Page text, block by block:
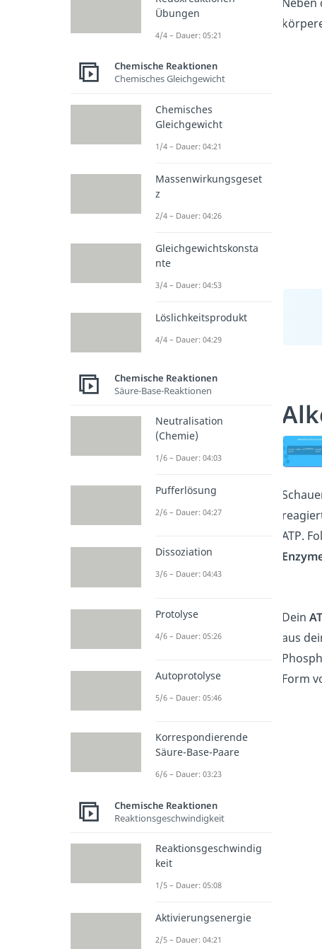
ATP.
Dein
aus
Form
Übungen
4/4 – Dauer: 05:21
Chemische Reaktionen
Chemisches Gleichgewicht
Chemisches
Gleichgewicht
1/4 – Dauer: 04:21
Massenwirkungsgeset
z
2/4 – Dauer: 04:26
Gleichgewichtskonsta
nte
3/4 – Dauer: 04:53
Löslichkeitsprodukt
4/4 – Dauer: 04:29
Chemische Reaktionen
Säure-Base-Reaktionen
Neutralisation
(Chemie)
1/6 – Dauer: 04:03
Pufferlösung
2/6 – Dauer: 04:27
Dissoziation
3/6 – Dauer: 04:43
Protolyse
4/6 – Dauer: 05:26
Autoprotolyse
5/6 – Dauer: 05:46
Korrespondierende
Säure-Base-Paare
6/6 – Dauer: 03:23
Chemische Reaktionen
Reaktionsgeschwindigkeit
Reaktionsgeschwindig
keit
1/5 – Dauer: 05:08
Aktivierungsenergie
2/5 – Dauer: 04:21